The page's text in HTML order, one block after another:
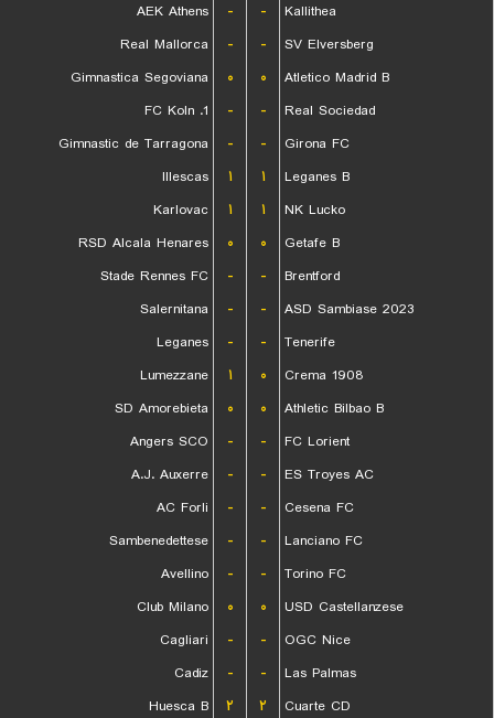
AEK Athens
- -
Kallithea
Real Mallorca
- -
SV Elversberg
Gimnastica Segoviana
۰ ۰
Atletico Madrid B
1. FC Koln
- -
Real Sociedad
Gimnastic de Tarragona
- -
Girona FC
Illescas
۱ ۱
Leganes B
Karlovac
۱ ۱
NK Lucko
RSD Alcala Henares
۰ ۰
Getafe B
Stade Rennes FC
- -
Brentford
Salernitana
- -
ASD Sambiase 2023
Leganes
- -
Tenerife
Lumezzane
۱ ۰
Crema 1908
SD Amorebieta
۰ ۰
Athletic Bilbao B
Angers SCO
- -
FC Lorient
A.J. Auxerre
- -
ES Troyes AC
AC Forli
- -
Cesena FC
Sambenedettese
- -
Lanciano FC
Avellino
- -
Torino FC
Club Milano
۰ ۰
USD Castellanzese
Cagliari
- -
OGC Nice
Cadiz
- -
Las Palmas
Huesca B
۲ ۲
Cuarte CD